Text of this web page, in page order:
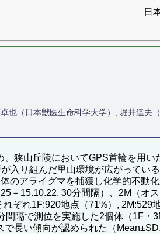
日
（日本獣医生命科学大学）, 堀井達夫
狭山丘陵においてGPS首輪を用
入り組んだ里山環境が広がってい
のアライグマを捕獲し化学的不動
－15.10.22, 30分間隔）、2M（オ
ぞれ1F:920地点（71%）, 2M:529
隔で測位を実施した2個体（1F・
長い傾向が認められた（